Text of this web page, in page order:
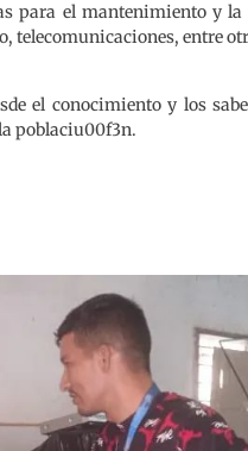
para el mantenimiento y
telecomunicaciones, entre
el conocimiento y los
poblaciu00f3n.